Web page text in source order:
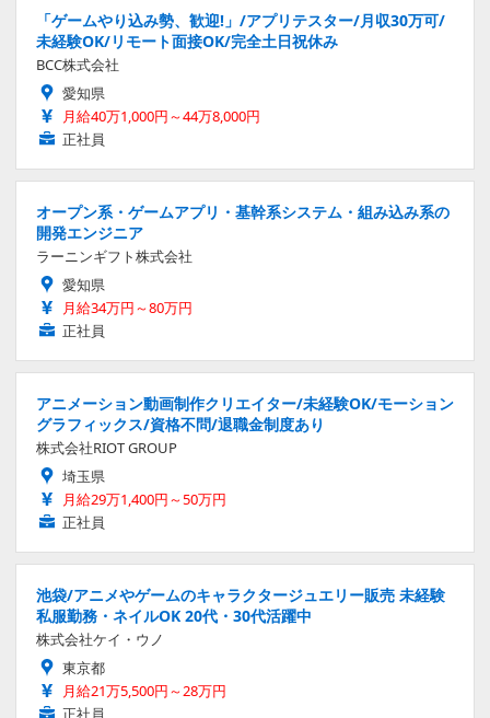
「ゲームやり込み勢、歓迎!」/アプリテスター/月収30万可/
未経験OK/リモート面接OK/完全土日祝休み
BCC株式会社
愛知県
月給40万1,000円～44万8,000円
正社員
オープン系・ゲームアプリ・基幹系システム・組み込み系の
開発エンジニア
ラーニンギフト株式会社
愛知県
月給34万円～80万円
正社員
アニメーション動画制作クリエイター/未経験OK/モーション
グラフィックス/資格不問/退職金制度あり
株式会社RIOT GROUP
埼玉県
月給29万1,400円～50万円
正社員
池袋/アニメやゲームのキャラクタージュエリー販売 未経験
私服勤務・ネイルOK 20代・30代活躍中
株式会社ケイ・ウノ
東京都
月給21万5,500円～28万円
正社員